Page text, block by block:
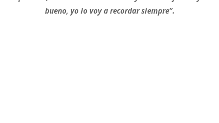
bueno, yo lo voy a recordar siempre”.